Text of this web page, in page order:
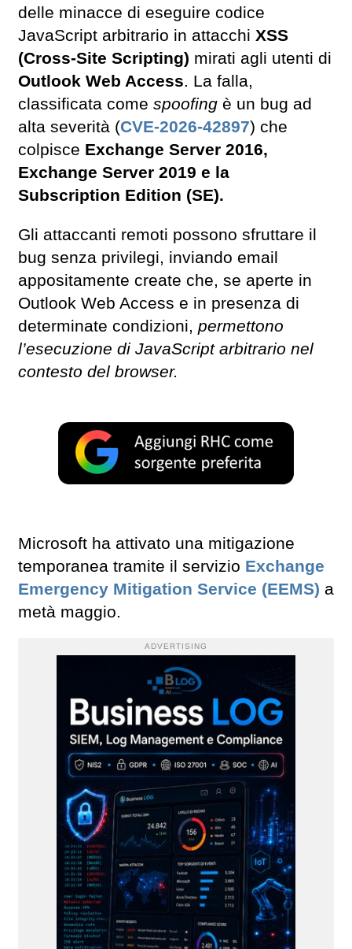
delle minacce di eseguire codice
JavaScript arbitrario in attacchi XSS
(Cross-Site Scripting) mirati agli utenti di
Outlook Web Access. La falla,
classificata come spoofing è un bug ad
alta severità (CVE-2026-42897) che
colpisce Exchange Server 2016,
Exchange Server 2019 e la
Subscription Edition (SE).
Gli attaccanti remoti possono sfruttare il
bug senza privilegi, inviando email
appositamente create che, se aperte in
Outlook Web Access e in presenza di
determinate condizioni, permettono
l’esecuzione di JavaScript arbitrario nel
contesto del browser.
Microsoft ha attivato una mitigazione
temporanea tramite il servizio Exchange
Emergency Mitigation Service (EEMS) a
metà maggio.
ADVERTISING